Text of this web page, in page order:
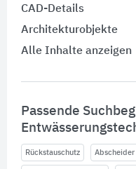
CAD-Details
Architekturobjekte
Alle Inhalte anzeigen
Passende
Rückstauschutz Abscheider